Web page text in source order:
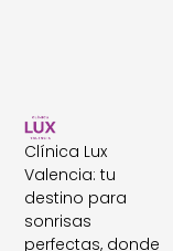
Clínica Lux
Valencia: tu
destino para
sonrisas
perfectas, donde